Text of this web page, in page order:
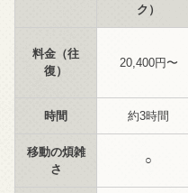
ク）
料金（往
復）
20,400円〜
時間 約3時間
移動の煩雑
さ
○